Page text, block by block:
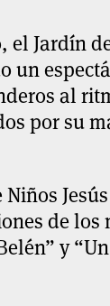
el Jardín
un
al
por su
Niños
de los
y